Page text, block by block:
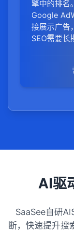
擎中的排名
Google
接展示广告
SEO需要长
示。目标
引擎中的
牌宣传目标
AI驱
SaaSee自研
断，快速提升搜